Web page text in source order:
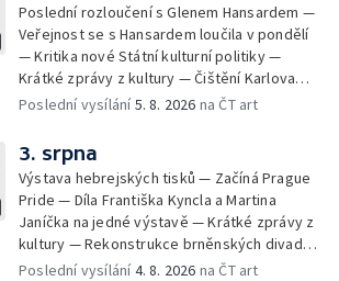
Poslední rozloučení s Glenem Hansardem —
Veřejnost se s Hansardem loučila v pondělí
— Kritika nové Státní kulturní politiky —
Krátké zprávy z kultury — Čištění Karlova
mostu — Archeologický výzkum na
neslyšící
Poslední vysílání5. 8. 2026 na ČT art
3. srpna
Výstava hebrejských tisků — Začíná Prague
Pride — Díla Františka Kyncla a Martina
Janíčka na jedné výstavě — Krátké zprávy z
kultury — Rekonstrukce brněnských divadel
— Budoucnost Knihovny Václava Havla —
Poslední vysílání4. 8. 2026 na ČT art